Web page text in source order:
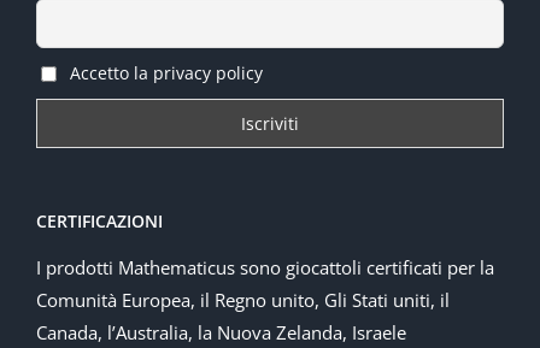
Accetto la privacy policy
CERTIFICAZIONI
I prodotti Mathematicus sono giocattoli certificati per la
Comunità Europea, il Regno unito, Gli Stati uniti, il
Canada, l’Australia, la Nuova Zelanda, Israele